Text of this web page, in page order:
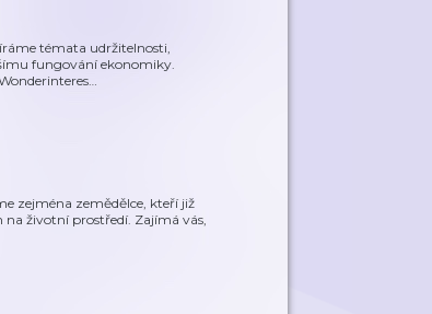
témata udržitelnosti,
fungování ekonomiky.
…
zejména zemědělce, kteří již
na životní prostředí. Zajímá vás,